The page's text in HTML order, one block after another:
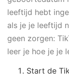
leeftijd hebt
als je je leeftijd
geen zorgen:
leer je hoe je je
Start de